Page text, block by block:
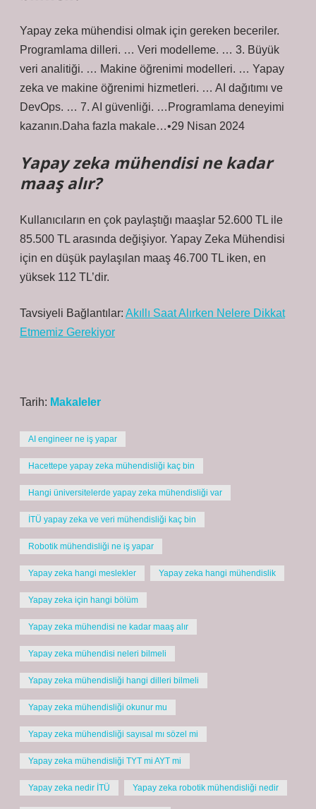
Yapay zeka mühendisi olmak için gereken beceriler.
Programlama dilleri. … Veri modelleme. … 3. Büyük
veri analitiği. … Makine öğrenimi modelleri. … Yapay
zeka ve makine öğrenimi hizmetleri. … AI dağıtımı ve
DevOps. … 7. AI güvenliği. …Programlama deneyimi
kazanın.Daha fazla makale…•29 Nisan 2024
Yapay zeka mühendisi ne kadar
maaş alır?
Kullanıcıların en çok paylaştığı maaşlar 52.600 TL ile
85.500 TL arasında değişiyor. Yapay Zeka Mühendisi
için en düşük paylaşılan maaş 46.700 TL iken, en
yüksek 112 TL’dir.
Tavsiyeli Bağlantılar: Akıllı Saat Alırken Nelere Dikkat
Etmemiz Gerekiyor
Tarih: Makaleler
AI engineer ne iş yapar
Hacettepe yapay zeka mühendisliği kaç bin
Hangi üniversitelerde yapay zeka mühendisliği var
İTÜ yapay zeka ve veri mühendisliği kaç bin
Robotik mühendisliği ne iş yapar
Yapay zeka hangi meslekler Yapay zeka hangi mühendislik
Yapay zeka için hangi bölüm
Yapay zeka mühendisi ne kadar maaş alır
Yapay zeka mühendisi neleri bilmeli
Yapay zeka mühendisliği hangi dilleri bilmeli
Yapay zeka mühendisliği okunur mu
Yapay zeka mühendisliği sayısal mı sözel mi
Yapay zeka mühendisliği TYT mi AYT mi
Yapay zeka nedir İTÜ Yapay zeka robotik mühendisliği nedir